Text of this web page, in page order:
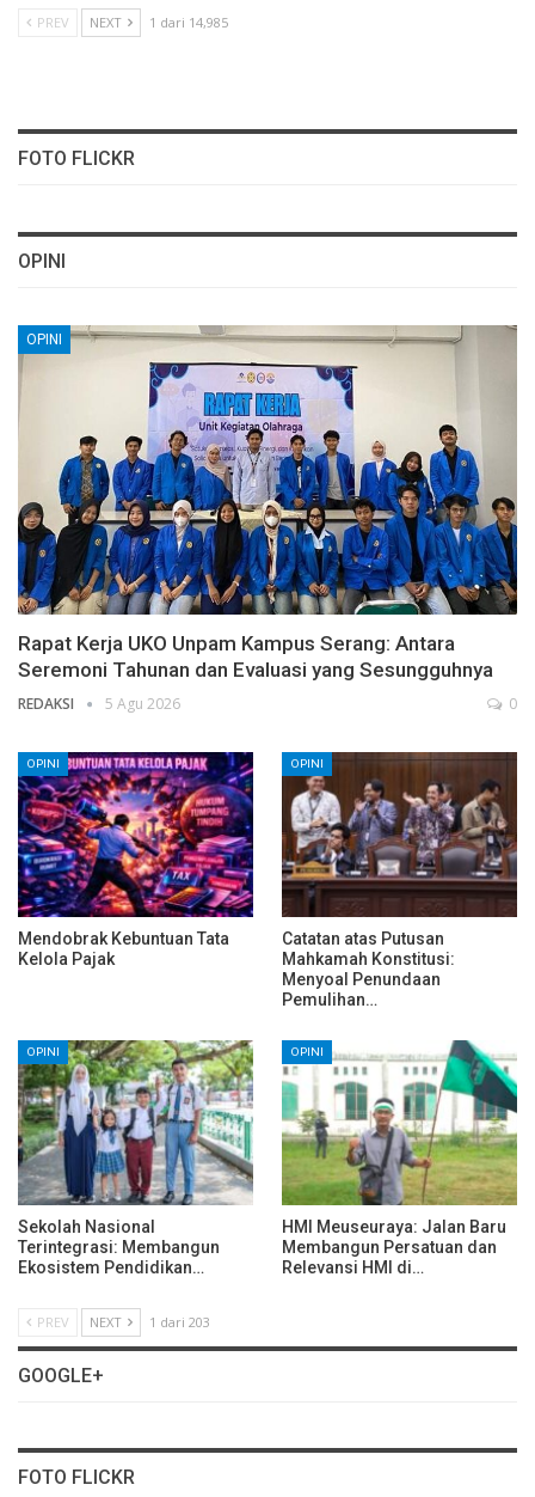
PREV NEXT 1 dari 14,985
FOTO FLICKR
OPINI
OPINI
Rapat Kerja UKO Unpam Kampus Serang: Antara
Seremoni Tahunan dan Evaluasi yang Sesungguhnya
REDAKSI 5 Agu 2026 0
OPINI
Mendobrak Kebuntuan Tata
Kelola Pajak
OPINI
Catatan atas Putusan
Mahkamah Konstitusi:
Menyoal Penundaan
Pemulihan…
OPINI
Sekolah Nasional
Terintegrasi: Membangun
Ekosistem Pendidikan…
OPINI
HMI Meuseuraya: Jalan Baru
Membangun Persatuan dan
Relevansi HMI di…
PREV NEXT 1 dari 203
GOOGLE+
FOTO FLICKR